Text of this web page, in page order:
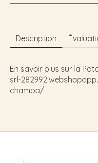
Description
En savoir plus sur la
srl-
chamba/